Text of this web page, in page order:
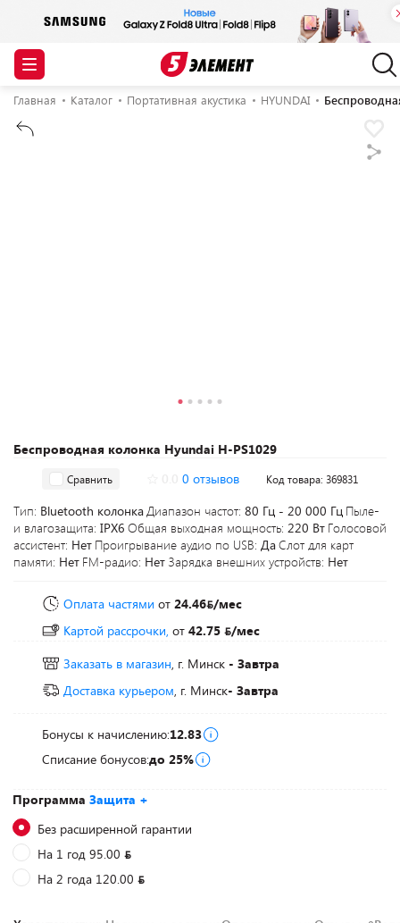
Главная Каталог Портативная акустика HYUNDAI
Беспроводная колонка Hyundai H-PS1029
Программа Защита +
Без расширенной гарантии
На 1 год 95.00
На 2 года 120.00
Сравнить 0 отзывов Код товара: 369831
Тип: Bluetooth колонкаДиапазон частот: 80 Гц - 20 000 Гц Пыле-
и влагозащита: IPX6 Общая выходная мощность: 220 Вт Голосовой
ассистент: Нет Проигрывание аудио по USB: ДаСлот для карт
памяти: Нет FM-радио: Нет Зарядка внешних устройств: Нет
Оплата частями от 24.46 /мес
Картой рассрочки, от 42.75
/мес
Заказать в магазин, г. Минск - Завтра
Доставка курьером, г. Минск- Завтра
Бонусы к начислению:12.83
Списание бонусов:до 25%